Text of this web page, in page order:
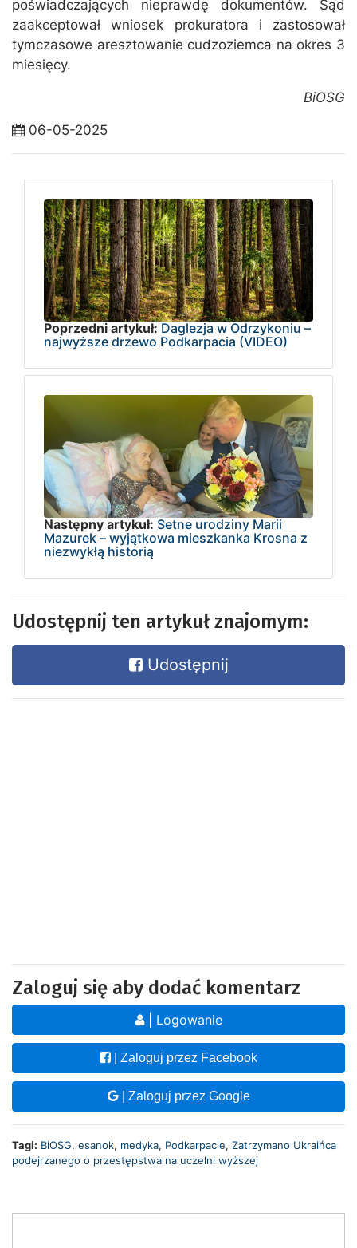
poświadczających nieprawdę dokumentów. Sąd
zaakceptował wniosek prokuratora i zastosował
tymczasowe aresztowanie cudzoziemca na okres 3
miesięcy.
BiOSG
06-05-2025
Poprzedni artykuł: Daglezja w Odrzykoniu –
najwyższe drzewo Podkarpacia (VIDEO)
Następny artykuł: Setne urodziny Marii
Mazurek – wyjątkowa mieszkanka Krosna z
niezwykłą historią
Udostępnij ten artykuł znajomym:
Udostępnij
Zaloguj się aby dodać komentarz
| Logowanie
| Zaloguj przez Facebook
| Zaloguj przez Google
Tagi: BiOSG, esanok, medyka, Podkarpacie, Zatrzymano Ukraińca
podejrzanego o przestępstwa na uczelni wyższej